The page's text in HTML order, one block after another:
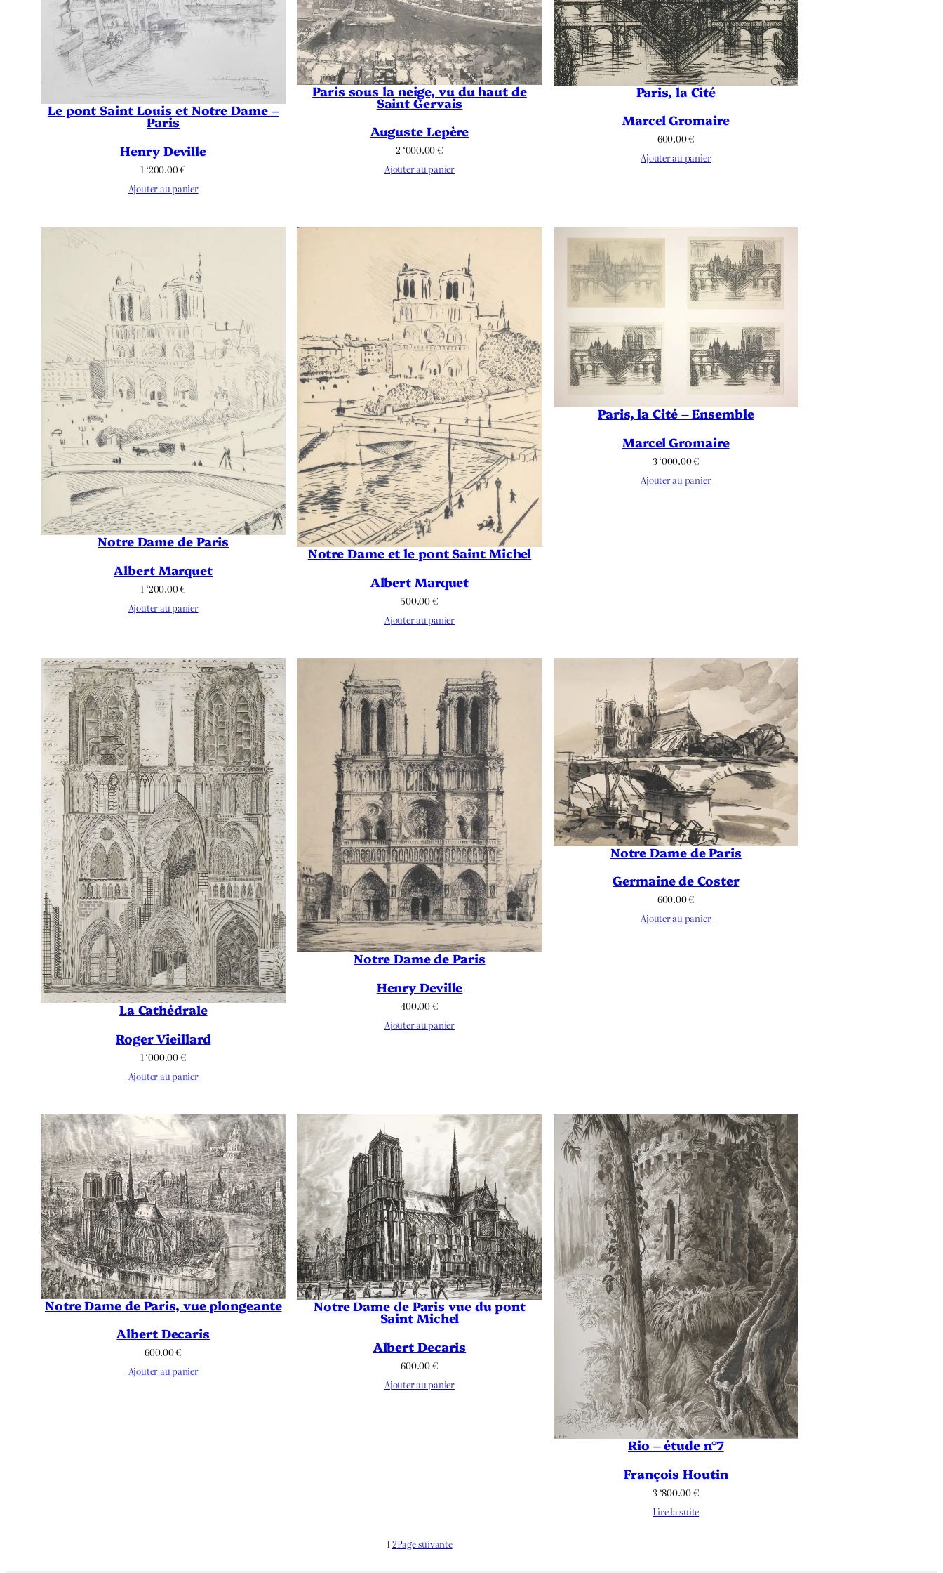
Le pont Saint Louis et Notre Dame –
Paris
Henry Deville
1 ‘200.00€
Ajouter au panier
Paris sous la neige, vu du haut de
Saint Gervais
Auguste Lepère
2 ‘000.00€
Ajouter au panier
Paris, la Cité
Marcel Gromaire
600.00€
Ajouter au panier
Notre Dame de Paris
Albert Marquet
1 ‘200.00€
Ajouter au panier
Notre Dame et le pont Saint Michel
Albert Marquet
500.00€
Ajouter au panier
Paris, la Cité – Ensemble
Marcel Gromaire
3 ‘000.00€
Ajouter au panier
La Cathédrale
Roger Vieillard
1 ‘000.00€
Ajouter au panier
Notre Dame de Paris
Henry Deville
400.00€
Ajouter au panier
Notre Dame de Paris
Germaine de Coster
600.00€
Ajouter au panier
Notre Dame de Paris, vue plongeante
Albert Decaris
600.00€
Ajouter au panier
Notre Dame de Paris vue du pont
Saint Michel
Albert Decaris
600.00€
Ajouter au panier
Rio – étude n°7
François Houtin
3 ‘800.00€
Lire la suite
12Page suivante